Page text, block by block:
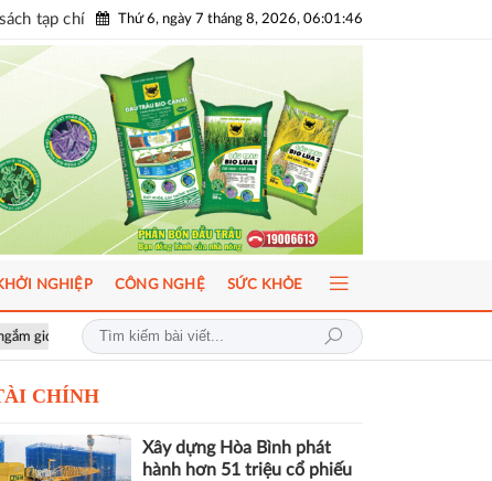
tạp chí Thứ 6, ngày 7 tháng 8, 2026, 06:01:48
AI-Ready Workforce 2026: Doanh nghiệp tìm lời giải đưa AI vào vận
NGHIỆP CÔNG NGHỆ SỨC KHỎE
CHÍNH
Xây dựng Hòa Bình phát
hành hơn 51 triệu cổ phiếu